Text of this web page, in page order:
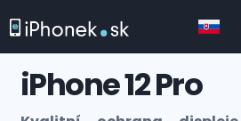
obsahiPhone 12 Pro